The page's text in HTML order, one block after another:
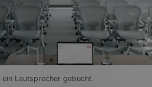
Lautsprecher gebucht.